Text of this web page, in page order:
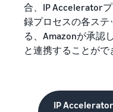
合、IP Accelerator
録プロセスの各ス
る、Amazonが承認
と連携することがで
IP